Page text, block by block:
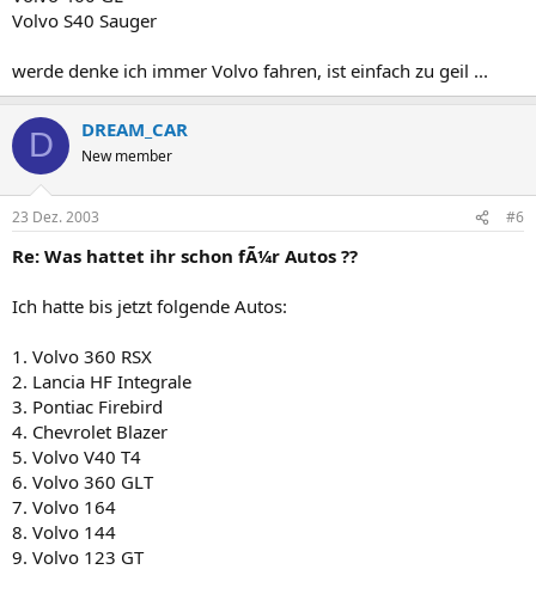
Volvo S40 Sauger
werde denke ich immer Volvo fahren, ist einfach zu geil ...
D DREAM_CAR
New member
23 Dez. 2003 #6
Re: Was hattet ihr schon fÃ¼r Autos ??
Ich hatte bis jetzt folgende Autos:
1. Volvo 360 RSX
2. Lancia HF Integrale
3. Pontiac Firebird
4. Chevrolet Blazer
5. Volvo V40 T4
6. Volvo 360 GLT
7. Volvo 164
8. Volvo 144
9. Volvo 123 GT